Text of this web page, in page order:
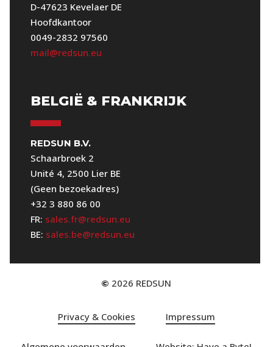
D-47623 Kevelaer DE
Hoofdkantoor
0049-2832 97560
mail@redsun.eu
BELGIË & FRANKRIJK
REDSUN B.V.
Schaarbroek 2
Unité 4, 2500 Lier BE
(Geen bezoekadres)
+32 3 880 86 00
FR: sales.fr@redsun.eu
BE: sales.be@redsun.eu
© 2026 REDSUN
Privacy & Cookies Impressum